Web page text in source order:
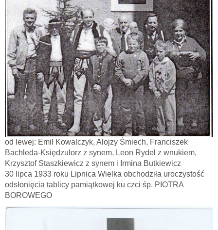
od lewej: Emil Kowalczyk, Alojzy Śmiech, Franciszek
Bachleda-Księdzulorz z synem, Leon Rydel z wnukiem,
Krzysztof Staszkiewicz z synem i Irmina Butkiewicz
30 lipca 1933 roku Lipnica Wielka obchodziła uroczystość
odsłonięcia tablicy pamiątkowej ku czci śp. PIOTRA
BOROWEGO